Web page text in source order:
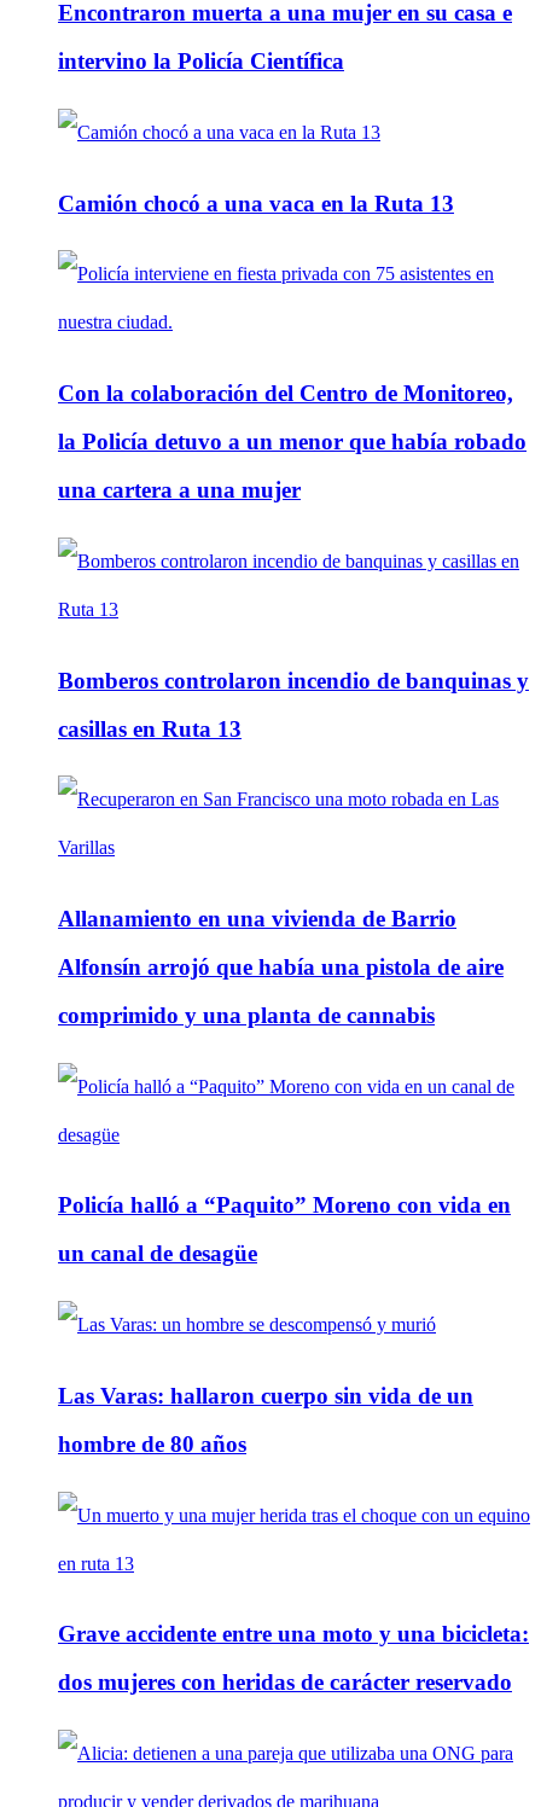
Encontraron muerta a una mujer en su casa e
intervino la Policía Científica
Camión chocó a una vaca en la Ruta 13
Con la colaboración del Centro de Monitoreo,
la Policía detuvo a un menor que había robado
una cartera a una mujer
Bomberos controlaron incendio de banquinas y
casillas en Ruta 13
Allanamiento en una vivienda de Barrio
Alfonsín arrojó que había una pistola de aire
comprimido y una planta de cannabis
Policía halló a “Paquito” Moreno con vida en
un canal de desagüe
Las Varas: hallaron cuerpo sin vida de un
hombre de 80 años
Grave accidente entre una moto y una bicicleta:
dos mujeres con heridas de carácter reservado